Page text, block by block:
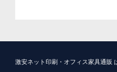
激安ネット印刷・オフィス家具通販